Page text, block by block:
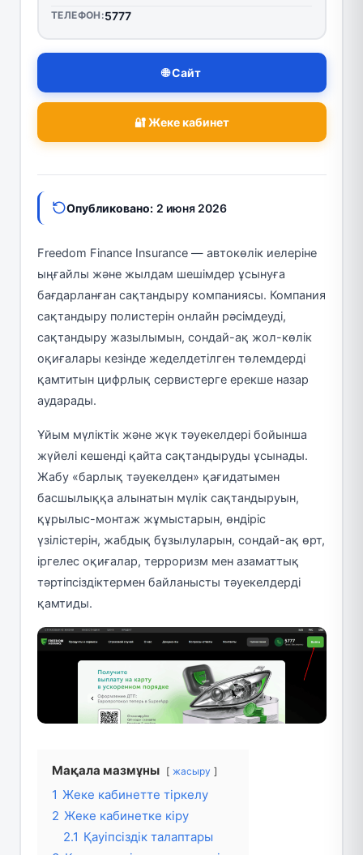
ТЕЛЕФОН:5777
🌐 Сайт
🔐 Жеке кабинет
Опубликовано: 2 июня 2026
Freedom Finance Insurance — автокөлік иелеріне
ыңғайлы және жылдам шешімдер ұсынуға
бағдарланған сақтандыру компаниясы. Компания
сақтандыру полистерін онлайн рәсімдеуді,
сақтандыру жазылымын, сондай-ақ жол-көлік
оқиғалары кезінде жеделдетілген төлемдерді
қамтитын цифрлық сервистерге ерекше назар
аударады.
Ұйым мүліктік және жүк тәуекелдері бойынша
жүйелі кешенді қайта сақтандыруды ұсынады.
Жабу «барлық тәуекелден» қағидатымен
басшылыққа алынатын мүлік сақтандыруын,
құрылыс-монтаж жұмыстарын, өндіріс
үзілістерін, жабдық бұзылуларын, сондай-ақ өрт,
іргелес оқиғалар, терроризм мен азаматтық
тәртіпсіздіктермен байланысты тәуекелдерді
қамтиды.
Мақала мазмұны жасыру
1 Жеке кабинетте тіркелу
2 Жеке кабинетке кіру
2.1 Қауіпсіздік талаптары